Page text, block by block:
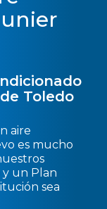
Toledo
aire
es mucho
un Plan
sea